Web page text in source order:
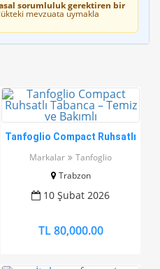
sorumluluk gerektiren bir
mevzuata uymakla
Tanfoglio Compact Ruhsatlı
Markalar
Tanfoglio
Trabzon
10 Şubat 2026
TL 80,000.00